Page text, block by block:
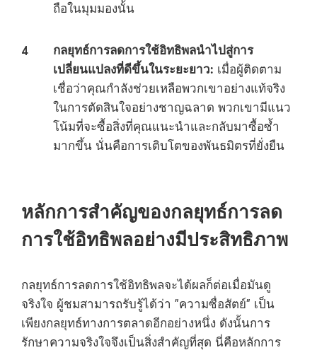
ถือในมุมมองนั้น
กลยุทธ์การลดการใช้อิทธิพลนำไปสู่การ
เปลี่ยนแปลงที่ดีขึ้นในระยะยาว: เมื่อผู้ติดตาม
เชื่อว่าคุณกำลังช่วยเหลือพวกเขาอย่างแท้จริง
ในการตัดสินใจอย่างชาญฉลาด พวกเขามีแนว
โน้มที่จะซื้อสิ่งที่คุณแนะนำและกลับมาซื้อซ้ำ
มากขึ้น นั่นคือการเติบโตของพันธมิตรที่ยั่งยืน
หลักการสำคัญของกลยุทธ์การลด
การใช้อิทธิพลอย่างมีประสิทธิภาพ
กลยุทธ์การลดการใช้อิทธิพลจะได้ผลก็ต่อเมื่อมันดู
จริงใจ ผู้ชมสามารถรับรู้ได้ว่า "ความซื่อสัตย์" เป็น
เพียงกลยุทธ์ทางการตลาดอีกอย่างหนึ่ง ดังนั้นการ
รักษาความจริงใจจึงเป็นสิ่งสำคัญที่สุด นี่คือหลักการ